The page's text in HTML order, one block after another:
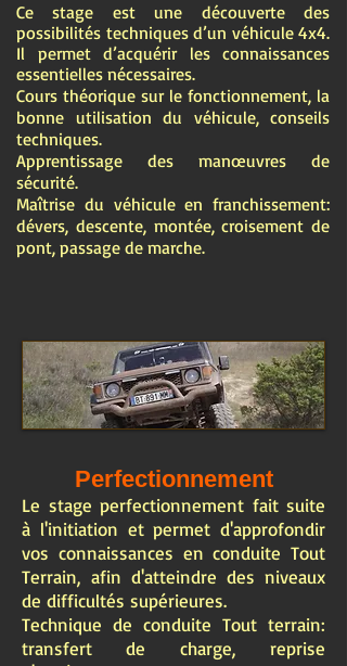
Ce stage est une découverte des
possibilités techniques d’un véhicule 4x4.
Il permet d’acquérir les connaissances
essentielles nécessaires.
Cours théorique sur le fonctionnement, la
bonne utilisation du véhicule, conseils
techniques.
Apprentissage des manœuvres de
sécurité.
Maîtrise du véhicule en franchissement:
dévers, descente, montée, croisement de
pont, passage de marche.
Perfectionnement
Le stage perfectionnement fait suite
à l'initiation et permet d'approfondir
vos connaissances en conduite Tout
Terrain, afin d'atteindre des niveaux
de difficultés supérieures.
Technique de conduite Tout terrain:
transfert de charge, reprise